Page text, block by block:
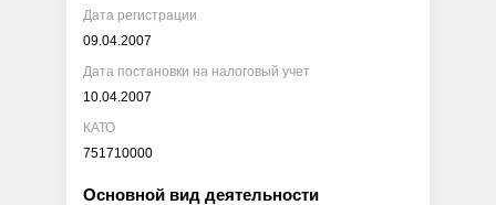
Дата регистрации
09.04.2007
Дата постановки на налоговый учет
10.04.2007
КАТО
751710000
Основной вид деятельности